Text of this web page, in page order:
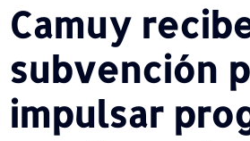
Camuy
subvención
impulsar